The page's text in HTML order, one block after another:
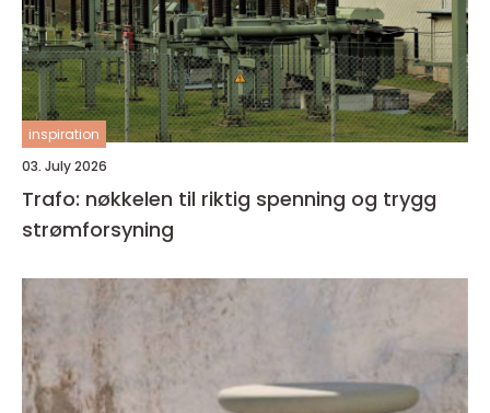
inspiration
03. July 2026
Trafo: nøkkelen til riktig spenning og trygg
strømforsyning